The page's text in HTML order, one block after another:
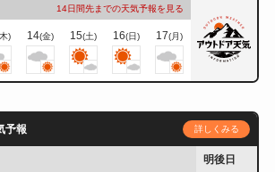
14日間先までの天気予報を見る
) 14(金) 15(土) 16(日) 17(月)
予報 詳しくみる
明後日